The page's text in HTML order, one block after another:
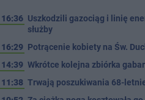
16:36 Uszkodzili gazociąg i linię
służby
16:29 Potrącenie kobiety na Św.
14:39 Wkrótce kolejna zbiórka
11:38 Trwają poszukiwania 68-